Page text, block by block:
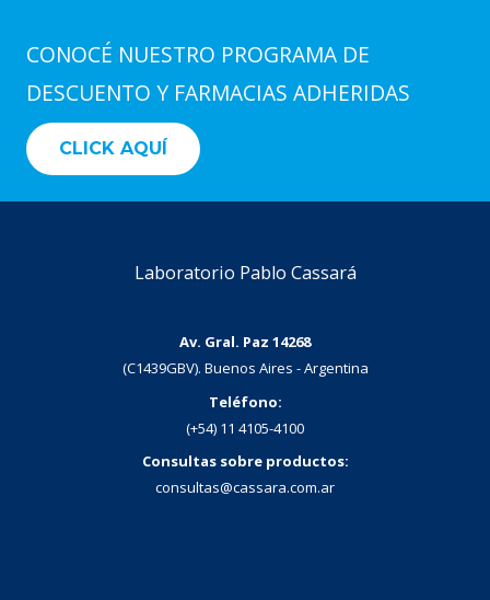
CONOCÉ NUESTRO PROGRAMA DE
DESCUENTO Y FARMACIAS ADHERIDAS
CLICK AQUÍ
Laboratorio Pablo Cassará
Av. Gral. Paz 14268
(C1439GBV). Buenos Aires - Argentina
Teléfono:
(+54) 11 4105-4100
Consultas sobre productos:
consultas@cassara.com.ar